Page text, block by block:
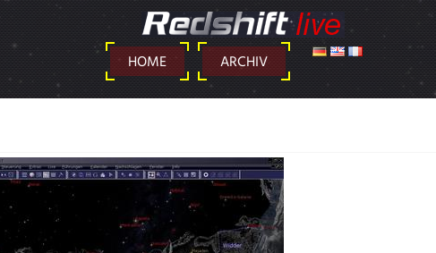
HOME ARCHIV
DEUTSCH ENGLISH FRANÇAIS